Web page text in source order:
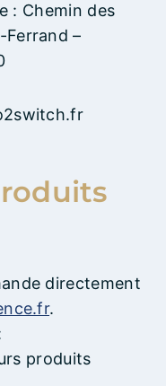
: Chemin des
Ferrand –
directement
.
produits